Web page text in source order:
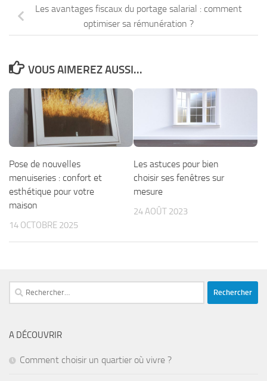
Les avantages fiscaux du portage salarial : comment
optimiser sa rémunération ?
VOUS AIMEREZ AUSSI...
Pose de nouvelles
menuiseries : confort et
esthétique pour votre
maison
14 OCTOBRE 2025
Les astuces pour bien
choisir ses fenêtres sur
mesure
24 AOÛT 2023
Rechercher :
A DÉCOUVRIR
Comment choisir un quartier où vivre ?